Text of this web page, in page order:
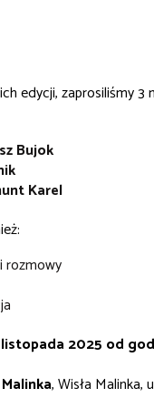
edycji, zaprosiliśmy 3
Bujok
Karel
rozmowy
2025 od
, Wisła Malinka,